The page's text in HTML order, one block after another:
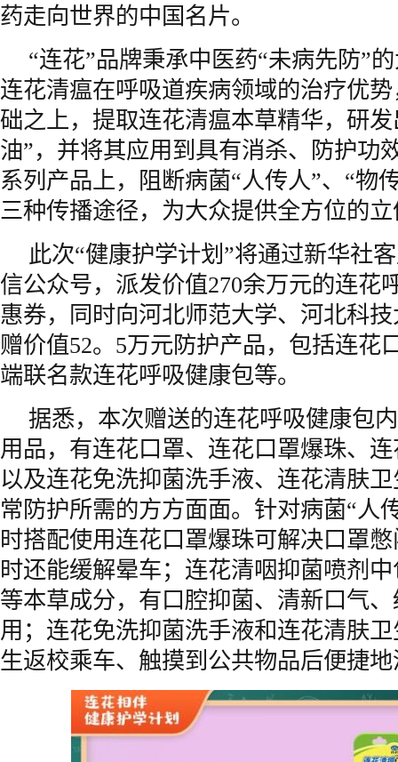
药走向世界的中国名片。
“连花”品牌秉承中医药“未病先防”
连花清瘟在呼吸道疾病领域的治疗优
础之上，提取连花清瘟本草精华，研
油”，并将其应用到具有消杀、防护功
系列产品上，阻断病菌“人传人”、“物
三种传播途径，为大众提供全方位的
此次“健康护学计划”将通过新华社
信公众号，派发价值270余万元的连花
惠券，同时向河北师范大学、河北科
赠价值52。5万元防护产品，包括连花
端联名款连花呼吸健康包等。
据悉，本次赠送的连花呼吸健康包
用品，有连花口罩、连花口罩爆珠、
以及连花免洗抑菌洗手液、连花清肤
常防护所需的方方面面。针对病菌“人
时搭配使用连花口罩爆珠可解决口罩
时还能缓解晕车；连花清咽抑菌喷剂
等本草成分，有口腔抑菌、清新口气
用；连花免洗抑菌洗手液和连花清肤
生返校乘车、触摸到公共物品后便捷